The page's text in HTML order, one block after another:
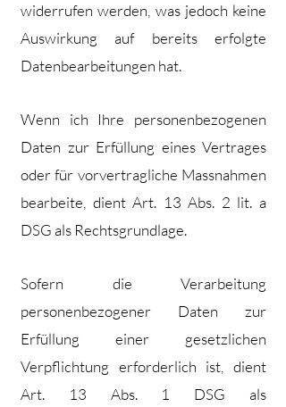
widerrufen werden, was jedoch keine
Auswirkung auf bereits erfolgte
Datenbearbeitungen hat.
Wenn ich Ihre personenbezogenen
Daten zur Erfüllung eines Vertrages
oder für vorvertragliche Massnahmen
bearbeite, dient Art. 13 Abs. 2 lit. a
DSG als Rechtsgrundlage.
Sofern die Verarbeitung
personenbezogener Daten zur
Erfüllung einer gesetzlichen
Verpflichtung erforderlich ist, dient
Art. 13 Abs. 1 DSG als